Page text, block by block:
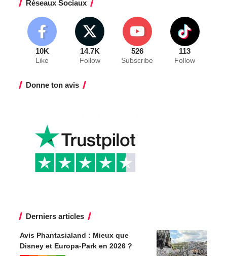
Réseaux Sociaux
10K
Like
14.7K
Follow
526
Subscribe
113
Follow
Donne ton avis
Derniers articles
Avis Phantasialand : Mieux que
Disney et Europa-Park en 2026 ?